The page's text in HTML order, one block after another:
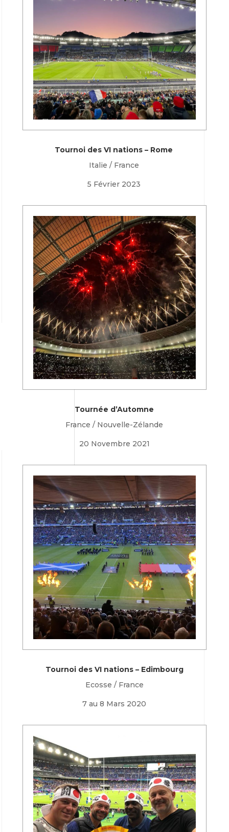
Tournoi des VI nations – Rome
Italie / France
5 Février 2023
Tournée d’Automne
France / Nouvelle-Zélande
20 Novembre 2021
Tournoi des VI nations – Edimbourg
Ecosse / France
7 au 8 Mars 2020